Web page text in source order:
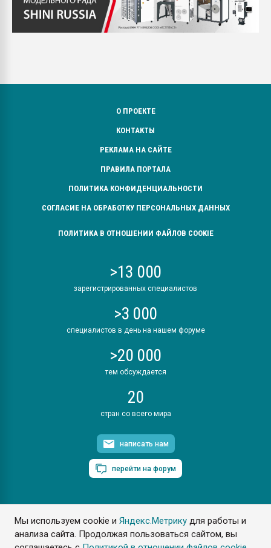
Мы используем cookie иЯндекс.Метрику для работы и
анализа сайта. Продолжая пользоваться сайтом, вы
О ПРОЕКТЕ
КОНТАКТЫ
РЕКЛАМА НА САЙТЕ
ПРАВИЛА ПОРТАЛА
ПОЛИТИКА КОНФИДЕНЦИАЛЬНОСТИ
СОГЛАСИЕ НА ОБРАБОТКУ ПЕРСОНАЛЬНЫХ ДАННЫХ
ПОЛИТИКА В ОТНОШЕНИИ ФАЙЛОВ COOKIE
>13 000
зарегистрированных специалистов
>3 000
специалистов в день на нашем форуме
>20 000
тем обсуждается
20
стран со всего мира
написать нам
перейти на форум
ПластЭксперт © 2006. Все права защищены
Разрешается копирование материалов сайта с обязательной
ссылкой на www.e-plastic.ru